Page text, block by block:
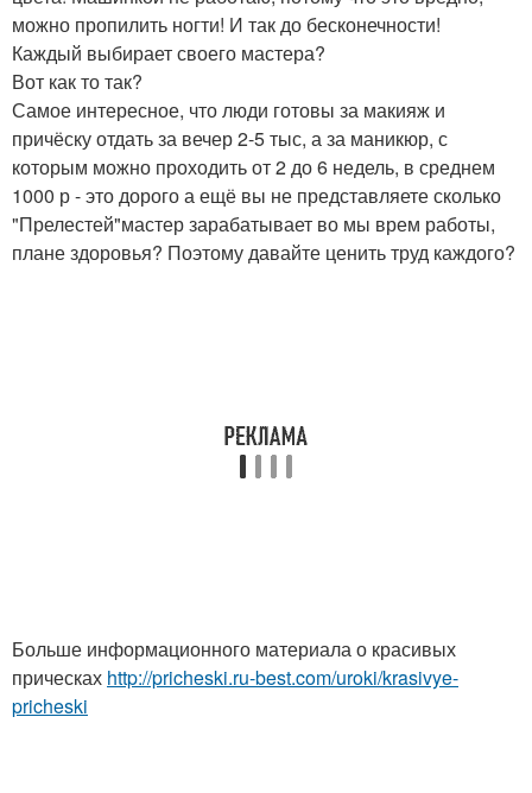
можно пропилить ногти! И так до бесконечности!
Каждый выбирает своего мастера?
Вот как то так?
Самое интересное, что люди готовы за макияж и
причёску отдать за вечер 2-5 тыс, а за маникюр, с
которым можно проходить от 2 до 6 недель, в среднем
1000 р - это дорого а ещё вы не представляете сколько
"Прелестей"мастер зарабатывает во мы врем работы,
плане здоровья? Поэтому давайте ценить труд каждого?
Больше информационного материала о красивых
прическах http://pricheski.ru-best.com/uroki/krasivye-
pricheski